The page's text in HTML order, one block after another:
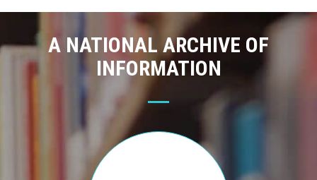
A NATIONAL ARCHIVE OF
INFORMATION